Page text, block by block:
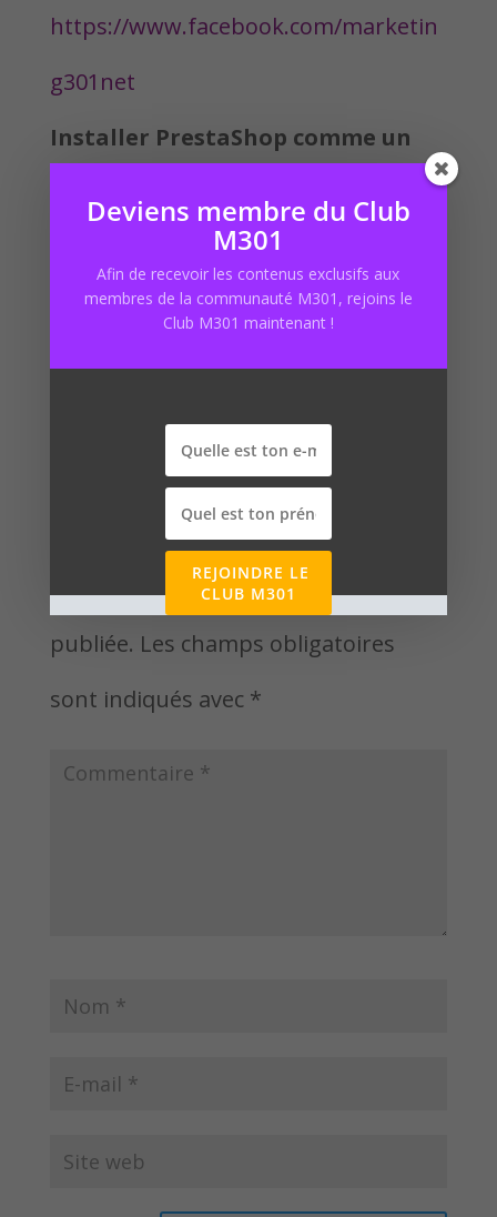
https://www.facebook.com/marketin
g301net
Installer PrestaShop comme un
https://marketing301.net/installer-
prestashop
Poster le commentaire
Votre adresse e-mail ne sera pas
publiée. Les champs obligatoires
sont indiqués avec *
Deviens membre du Club
M301
Afin de recevoir les contenus exclusifs aux
membres de la communauté M301, rejoins le
Club M301 maintenant !
REJOINDRE LE
CLUB M301